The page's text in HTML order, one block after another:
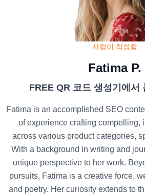
사람이 작성함
Fatima P.
FREE QR 코드 생성기에서
Fatima is an accomplished SEO
of experience crafting compelling,
across various product categories,
With a background in writing and
unique perspective to her work.
pursuits, Fatima is a creative force,
and poetry. Her curiosity extends to